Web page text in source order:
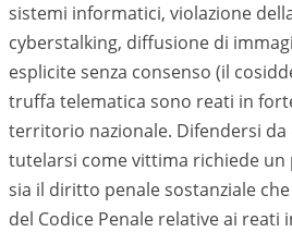
sistemi informatici, violazione
cyberstalking, diffusione di
esplicite senza consenso (il
truffa telematica sono reati in
territorio nazionale. Difendersi da
tutelarsi come vittima richiede un
sia il diritto penale sostanziale
del Codice Penale relative ai